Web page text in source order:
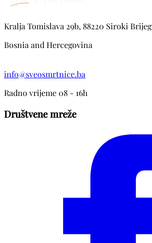
Kralja Tomislava 29b, 88220 Siroki Brijeg
Bosnia and Hercegovina
info@sveosmrtnice.ba
Radno vrijeme 08 - 16h
Društvene mreže